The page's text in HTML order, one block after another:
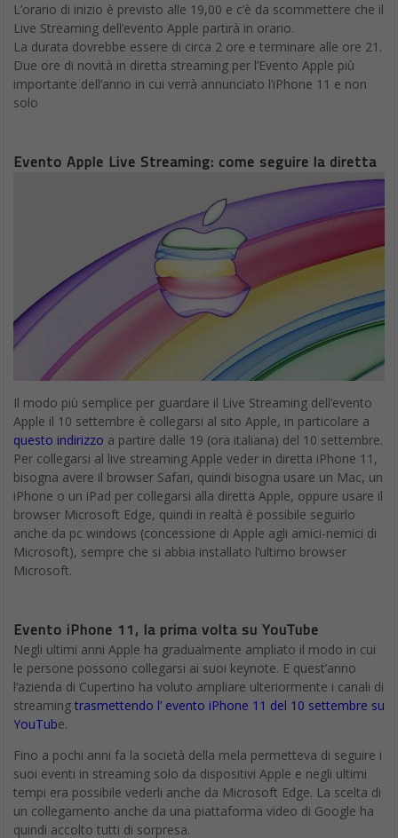
L’orario di inizio è previsto alle 19,00 e c’è da scommettere che il
Live Streaming dell’evento Apple partirà in orario.
La durata dovrebbe essere di circa 2 ore e terminare alle ore 21.
Due ore di novità in diretta streaming per l’Evento Apple più
importante dell’anno in cui verrà annunciato l’iPhone 11 e non
solo
Evento Apple Live Streaming: come seguire la diretta
Il modo più semplice per guardare il Live Streaming dell’evento
Apple il 10 settembre è collegarsi al sito Apple, in particolare a
questo indirizzo a partire dalle 19 (ora italiana) del 10 settembre.
Per collegarsi al live streaming Apple veder in diretta iPhone 11,
bisogna avere il browser Safari, quindi bisogna usare un Mac, un
iPhone o un iPad per collegarsi alla diretta Apple, oppure usare il
browser Microsoft Edge, quindi in realtà è possibile seguirlo
anche da pc windows (concessione di Apple agli amici-nemici di
Microsoft), sempre che si abbia installato l’ultimo browser
Microsoft.
Evento iPhone 11, la prima volta su YouTube
Negli ultimi anni Apple ha gradualmente ampliato il modo in cui
le persone possono collegarsi ai suoi keynote. E quest’anno
l’azienda di Cupertino ha voluto ampliare ulteriormente i canali di
streaming trasmettendo l’ evento iPhone 11 del 10 settembre su
YouTube.
Fino a pochi anni fa la società della mela permetteva di seguire i
suoi eventi in streaming solo da dispositivi Apple e negli ultimi
tempi era possibile vederli anche da Microsoft Edge. La scelta di
un collegamento anche da una piattaforma video di Google ha
quindi accolto tutti di sorpresa.